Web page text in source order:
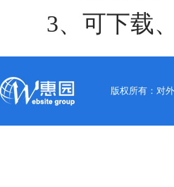
3、可下载
版权所有：对